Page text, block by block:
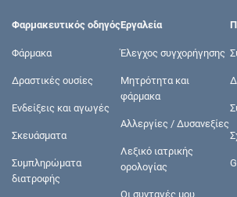
Φαρμακευτικός οδηγός
Φάρμακα
Δραστικές ουσίες
Ενδείξεις και αγωγές
Σκευάσματα
Συμπληρώματα
διατροφής
Εργαλεία
Έλεγχος συγχορήγησης
Μητρότητα και
φάρμακα
Αλλεργίες / Δυσανεξίες
Λεξικό ιατρικής
ορολογίας
Οι συνταγές μου